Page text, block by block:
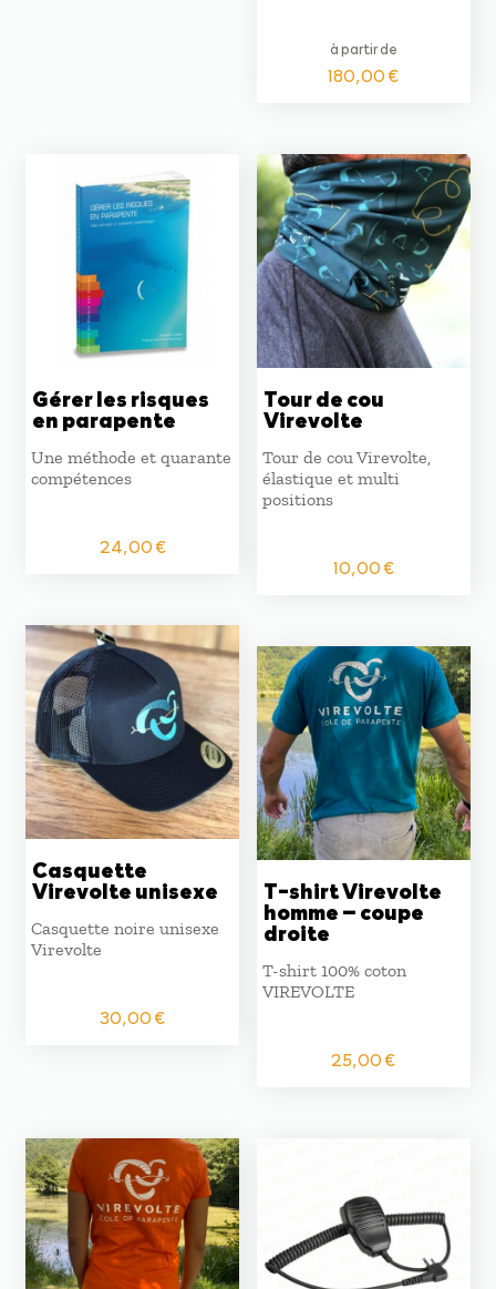
à partir de
180,00€
Gérer les risques
en parapente
Une méthode et quarante
compétences
24,00€
Tour de cou
Virevolte
Tour de cou Virevolte,
élastique et multi
positions
10,00€
Casquette
Virevolte unisexe
Casquette noire unisexe
Virevolte
30,00€
T-shirt Virevolte
homme – coupe
droite
T-shirt 100% coton
VIREVOLTE
25,00€